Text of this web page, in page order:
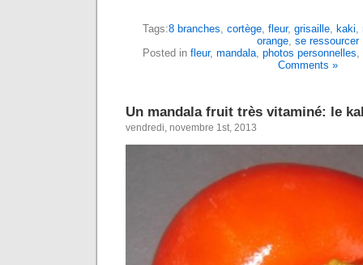
Tags:8 branches, cortège, fleur, grisaille, kaki,
orange, se ressourcer
Posted in fleur, mandala, photos personnelles,
Comments »
Un mandala fruit très vitaminé: le
vendredi, novembre 1st, 2013